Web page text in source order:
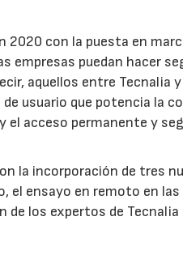
con la puesta en
empresas puedan hacer
aquellos entre Tecnalia y
usuario que potencia la
acceso permanente y
la incorporación de tres
ensayo en remoto en
los expertos de